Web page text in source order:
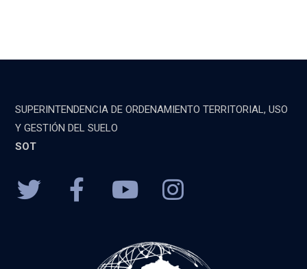
SUPERINTENDENCIA DE ORDENAMIENTO TERRITORIAL, USO
Y GESTIÓN DEL SUELO
SOT